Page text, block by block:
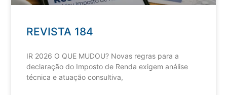
REVISTA 184
IR 2026 O QUE MUDOU? Novas regras para a
declaração do Imposto de Renda exigem análise
técnica e atuação consultiva,